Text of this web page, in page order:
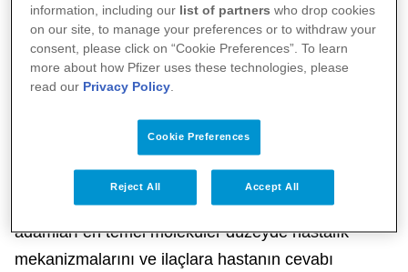
Üniversitesi'nden bilim adamları bir araya gelecek.
Mevcut ilaçlar için yeni kullanım alanları geliştirmeyi
hedefleyen işbirliği, ilaç bileşiklerini daha etkin
geliştirme potansiyeli taşıyan akademi-sanayi
işbirliğinde yenilikçi bir yaklaşımı temsil ediyor.
endikasyonların keşfi olarak da biliniyor. Bilim
adamları en temel moleküler düzeyde hastalık
mekanizmalarını ve ilaçlara hastanın cevabı
information, including our list of partners who drop cookies
on our site, to manage your preferences or to withdraw your
consent, please click on “Cookie Preferences”. To learn
more about how Pfizer uses these technologies, please
read our Privacy Policy.
Cookie Preferences
Reject All Accept All